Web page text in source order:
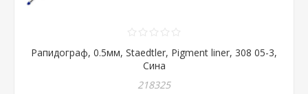
Рапидограф, 0.5мм, Staedtler, Pigment liner, 308 05-3,
Сина
218325